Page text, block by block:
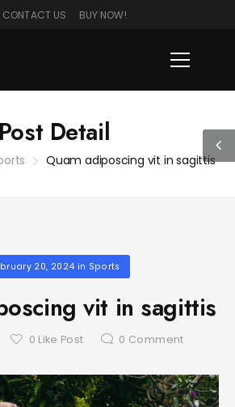
CONTACT US BUY NOW!
Post Detail
Quam adiposcing vit in sagittis
20, 2024 in Sports
vit in sagittis
0 Like Post 0 Comment